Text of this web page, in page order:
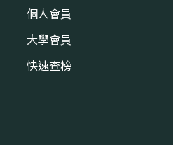
個人會員
大學會員
快速查榜